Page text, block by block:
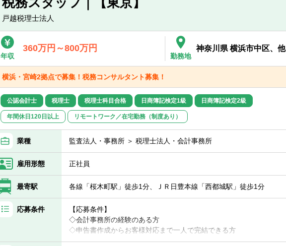
戸越税理士法人
年収
360万円～800万円
勤務地
神奈川県 横浜市中区、他
横浜・宮崎2拠点で募集！税務コンサルタント募集！
公認会計士 税理士 税理士科目合格 日商簿記検定1級 日商簿記検定2級
年間休日120日以上 リモートワーク／在宅勤務（制度あり）
業種 監査法人・事務所 ＞ 税理士法人・会計事務所
雇用形態 正社員
最寄駅 各線「桜木町駅」徒歩1分、ＪＲ日豊本線「西都城駅」徒歩1分
応募条件
【応募条件】
◇会計事務所の経験のある方
◇申告書作成からお客様対応まで一人で完結できる方